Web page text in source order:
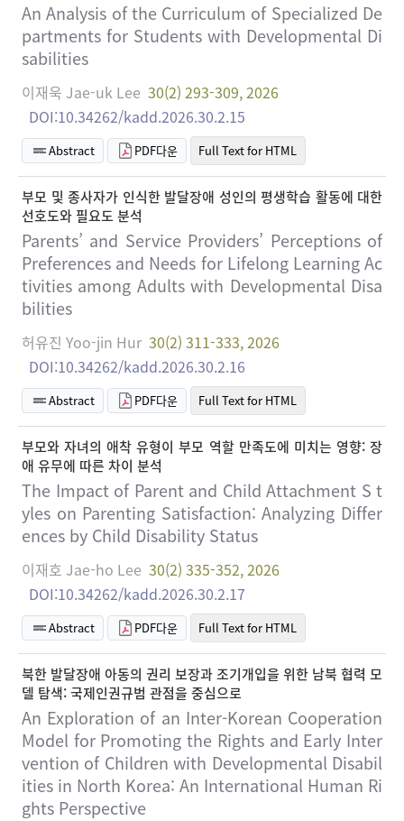
An Analysis of the Curriculum of Specialized De
partments for Students with Developmental Di
sabilities
이재욱 Jae-uk Lee 30(2) 293-309, 2026
DOI:10.34262/kadd.2026.30.2.15
Abstract PDF다운 Full Text for HTML
부모 및 종사자가 인식한 발달장애 성인의 평생학습 활동에 대한
선호도와 필요도 분석
Parents’ and Service Providers’ Perceptions of
Preferences and Needs for Lifelong Learning Ac
tivities among Adults with Developmental Disa
bilities
허유진 Yoo-jin Hur 30(2) 311-333, 2026
DOI:10.34262/kadd.2026.30.2.16
Abstract PDF다운 Full Text for HTML
부모와 자녀의 애착 유형이 부모 역할 만족도에 미치는 영향: 장
애 유무에 따른 차이 분석
The Impact of Parent and Child Attachment S t
yles on Parenting Satisfaction: Analyzing Differ
ences by Child Disability Status
이재호 Jae-ho Lee 30(2) 335-352, 2026
DOI:10.34262/kadd.2026.30.2.17
Abstract PDF다운 Full Text for HTML
북한 발달장애 아동의 권리 보장과 조기개입을 위한 남북 협력 모
델 탐색: 국제인권규범 관점을 중심으로
An Exploration of an Inter-Korean Cooperation
Model for Promoting the Rights and Early Inter
vention of Children with Developmental Disabil
ities in North Korea: An International Human Ri
ghts Perspective